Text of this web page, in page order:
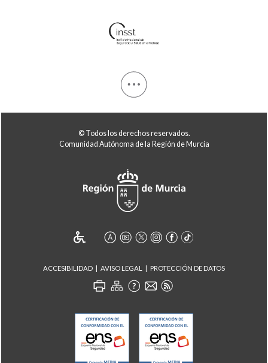
© Todos los derechos reservados.
Comunidad Autónoma de la Región de Murcia
ACCESIBILIDAD AVISO LEGAL PROTECCIÓN DE DATOS